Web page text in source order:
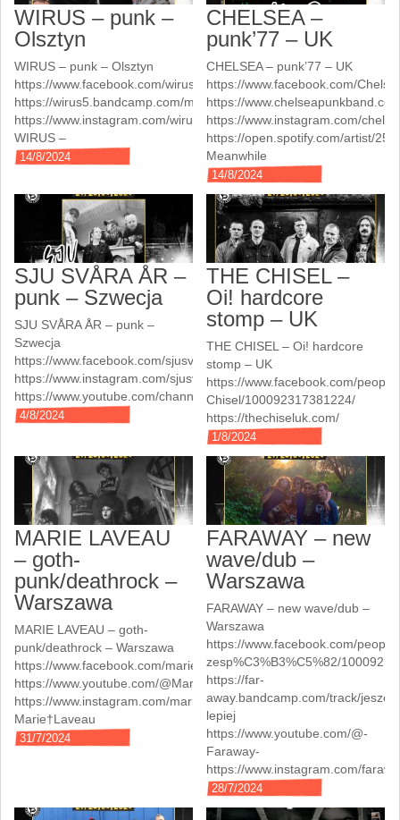
WIRUS – punk –
Olsztyn
WIRUS – punk – Olsztyn
https://www.facebook.com/wiruspunx/
https://wirus5.bandcamp.com/music
https://www.instagram.com/wirus_punk
WIRUS –
14/8/2024
CHELSEA –
punk’77 – UK
CHELSEA – punk’77 – UK
https://www.facebook.com/
https://
https://www.instagram.com/
https://open.spotify.com/artist/
Meanwhile
14/8/2024
SJU SVÅRA ÅR –
punk – Szwecja
SJU SVÅRA ÅR – punk –
Szwecja
https://www.facebook.com/sjusvaraar/
https://www.instagram.com/sjusvaraar/
https://www.youtube.com/channel/UC0GDCE1B6AZUxTsSFnNJAnQ
4/8/2024
THE CHISEL –
Oi! hardcore
stomp – UK
THE CHISEL – Oi! hardcore
stomp – UK
https://www.facebook.com/
Chisel/100092317381224/
https://thechiseluk.com/
1/8/2024
MARIE LAVEAU
– goth-
punk/deathrock –
Warszawa
MARIE LAVEAU – goth-
punk/deathrock – Warszawa
https://www.facebook.com/mariexlaveau/
https://www.youtube.com/@MarieLaveau_band
https://www.instagram.com/marielaveau.band
Marie†Laveau
31/7/2024
FARAWAY – new
wave/dub –
Warszawa
FARAWAY – new wave/dub –
Warszawa
https://www.facebook.com/
zesp%C3%B3%C5%82/
https://far-
away.bandcamp.com/track/
lepiej
https://www.youtube.com/@-
Faraway-
https://www.instagram.com/
28/7/2024